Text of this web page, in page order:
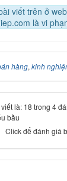
viết trên ở
là vi
hàng,kinh
là: 18 trong 4
bầu
Click để đánh giá